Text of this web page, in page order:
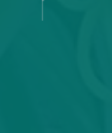
Appaloosa